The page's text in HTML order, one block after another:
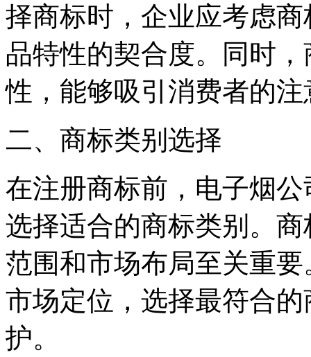
择商标时，企业应考虑
品特性的契合度。同时
性，能够吸引消费者的
二、商标类别选择
在注册商标前，电子烟
选择适合的商标类别。
范围和市场布局至关重
市场定位，选择最符合
护。